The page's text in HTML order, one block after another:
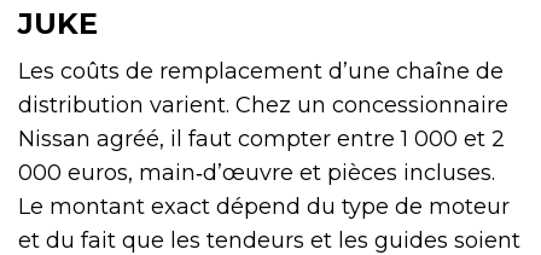
JUKE
Les coûts de remplacement d’une chaîne de
distribution varient. Chez un concessionnaire
Nissan agréé, il faut compter entre 1 000 et 2
000 euros, main‑d’œuvre et pièces incluses.
Le montant exact dépend du type de moteur
et du fait que les tendeurs et les guides soient